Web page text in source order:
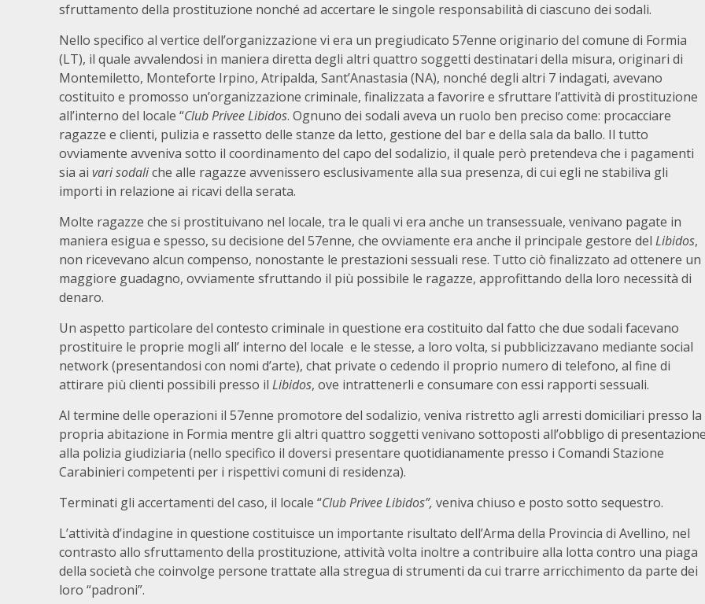
sfruttamento della prostituzione nonché ad accertare le singole responsabilità di ciascuno dei sodali.
Nello specifico al vertice dell’organizzazione vi era un pregiudicato 57enne originario del comune di Formia
(LT), il quale avvalendosi in maniera diretta degli altri quattro soggetti destinatari della misura, originari di
Montemiletto, Monteforte Irpino, Atripalda, Sant’Anastasia (NA), nonché degli altri 7 indagati, avevano
costituito e promosso un’organizzazione criminale, finalizzata a favorire e sfruttare l’attività di prostituzione
all’interno del locale “Club Privee Libidos. Ognuno dei sodali aveva un ruolo ben preciso come: procacciare
ragazze e clienti, pulizia e rassetto delle stanze da letto, gestione del bar e della sala da ballo. Il tutto
ovviamente avveniva sotto il coordinamento del capo del sodalizio, il quale però pretendeva che i pagamenti
sia ai vari sodaliche alle ragazze avvenissero esclusivamente alla sua presenza, di cui egli ne stabiliva gli
importi in relazione ai ricavi della serata.
Molte ragazze che si prostituivano nel locale, tra le quali vi era anche un transessuale, venivano pagate in
maniera esigua e spesso, su decisione del 57enne, che ovviamente era anche il principale gestore del Libidos,
non ricevevano alcun compenso, nonostante le prestazioni sessuali rese. Tutto ciò finalizzato ad ottenere un
maggiore guadagno, ovviamente sfruttando il più possibile le ragazze, approfittando della loro necessità di
denaro.
Un aspetto particolare del contesto criminale in questione era costituito dal fatto che due sodali facevano
prostituire le proprie mogli all’ interno del locale e le stesse, a loro volta, si pubblicizzavano mediante social
network (presentandosi con nomi d’arte), chat private o cedendo il proprio numero di telefono, al fine di
attirare più clienti possibili presso il Libidos, ove intrattenerli e consumare con essi rapporti sessuali.
Al termine delle operazioni il 57enne promotore del sodalizio, veniva ristretto agli arresti domiciliari presso la
propria abitazione in Formia mentre gli altri quattro soggetti venivano sottoposti all’obbligo di
alla polizia giudiziaria (nello specifico il doversi presentare quotidianamente presso i Comandi Stazione
Carabinieri competenti per i rispettivi comuni di residenza).
Terminati gli accertamenti del caso, il locale “Club Privee Libidos”, veniva chiuso e posto sotto sequestro.
L’attività d’indagine in questione costituisce un importante risultato dell’Arma della Provincia di Avellino, nel
contrasto allo sfruttamento della prostituzione, attività volta inoltre a contribuire alla lotta contro una piaga
della società che coinvolge persone trattate alla stregua di strumenti da cui trarre arricchimento da parte dei
loro “padroni”.